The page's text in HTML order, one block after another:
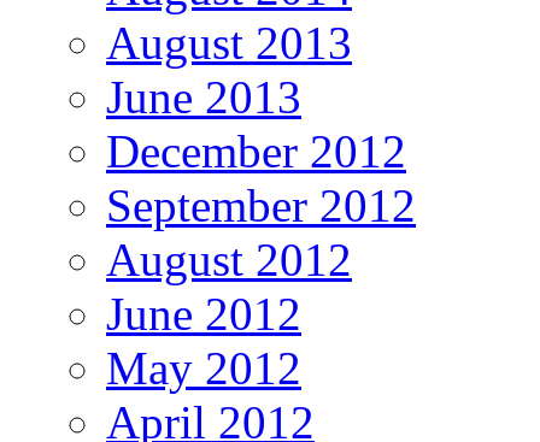
August 2013
June 2013
December 2012
September 2012
August 2012
June 2012
May 2012
April 2012